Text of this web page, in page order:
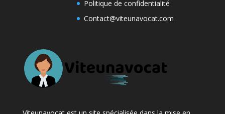
Politique de confidentialité
Contact@viteunavocat.com